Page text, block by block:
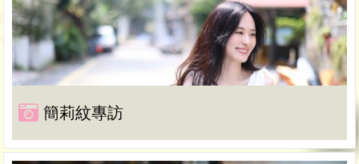
簡莉紋專訪